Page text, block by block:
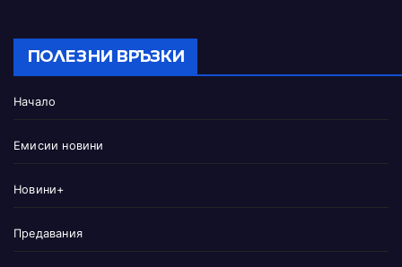
ПОЛЕЗНИ ВРЪЗКИ
Начало
Емисии новини
Новини+
Предавания